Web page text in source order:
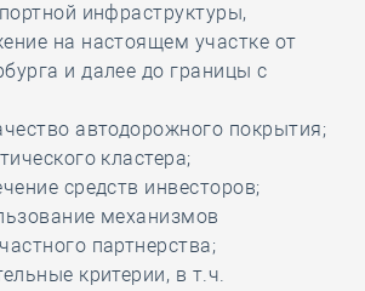
инфраструктуры,
на настоящем участке от
и далее до границы с
автодорожного покрытия;
кластера;
средств инвесторов;
механизмов
партнерства;
критерии, в т.ч.